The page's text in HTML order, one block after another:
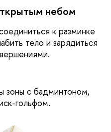
небом
к разминке
тело и зарядиться
зоны с бадминтоном,
гольфом.